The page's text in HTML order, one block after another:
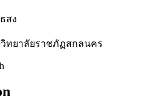
สง
ทยาลัยราชภัฏสกลนคร